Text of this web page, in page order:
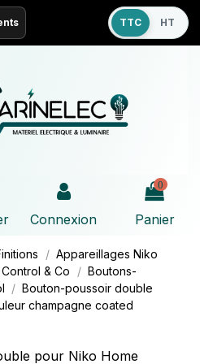
TTC HT
Connexion
0
Panier
Appareillages Niko
& Co
Boutons-
Bouton-poussoir double
champagne coated